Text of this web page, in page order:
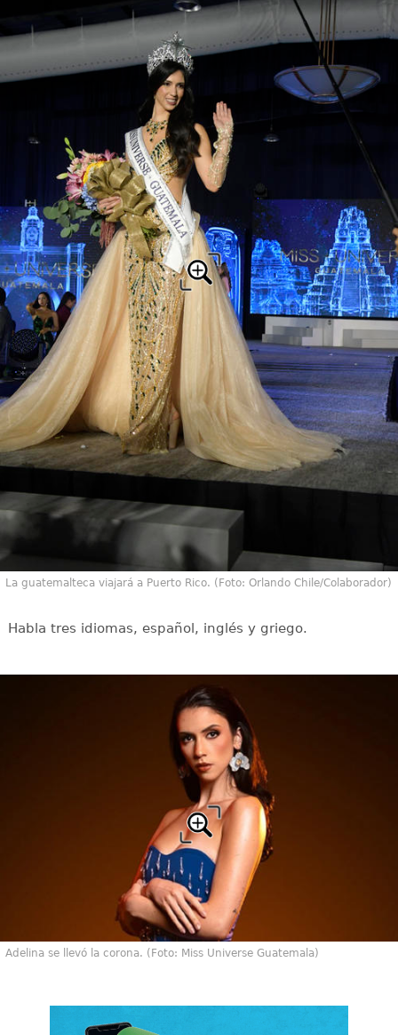
La guatemalteca viajará a Puerto Rico. (Foto: Orlando Chile/Colaborador)
Habla tres idiomas, español, inglés y griego.
Adelina se llevó la corona. (Foto: Miss Universe Guatemala)